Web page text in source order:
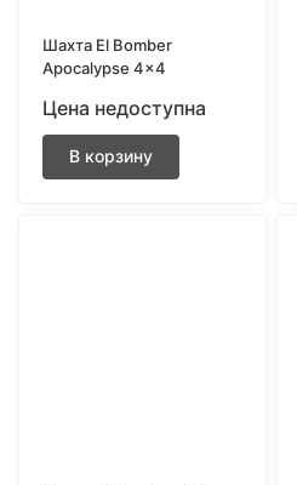
Шахта El Bomber
Apocalypse 4×4
Цена недоступна
В корзину